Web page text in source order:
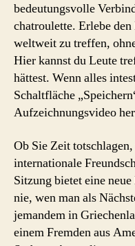
bedeutungsvolle
chatroulette. Erlebe
weltweit zu treffen,
Hier kannst du Leute
hättest. Wenn alles
Schaltfläche
Aufzeichnungsvideo
Ob Sie Zeit
internationale
Sitzung bietet eine
nie, wen man als
jemandem in
einem Fremden aus